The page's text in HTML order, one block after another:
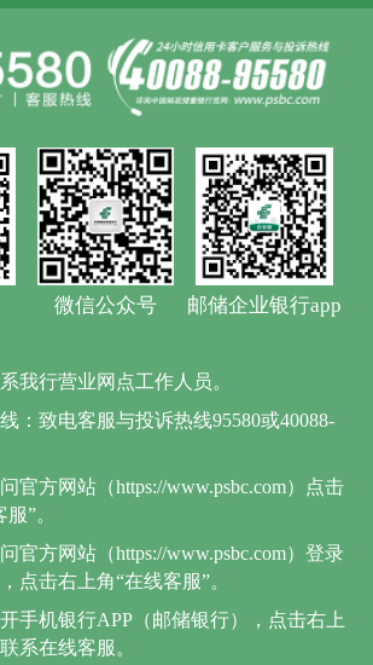
微信公众号 邮储企业银行app
我行营业网点工作人员。
：致电客服与投诉热线95580或40088-
官方网站（https://www.psbc.com）点击
”。
官方网站（https://www.psbc.com）登录
点击右上角“在线客服”。
手机银行APP（邮储银行），点击右上
系在线客服。